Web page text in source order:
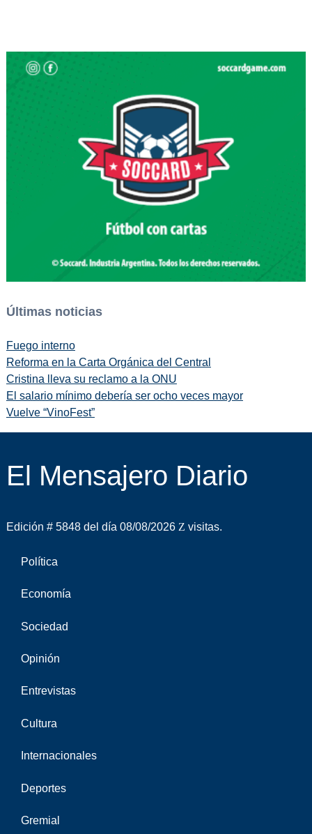
Últimas noticias
Fuego interno
Reforma en la Carta Orgánica del Central
Cristina lleva su reclamo a la ONU
El salario mínimo debería ser ocho veces mayor
Vuelve “VinoFest”
El Mensajero Diario
Edición # 5848 del día 08/08/2026 visitas.
Política
Economía
Sociedad
Opinión
Entrevistas
Cultura
Internacionales
Deportes
Gremial